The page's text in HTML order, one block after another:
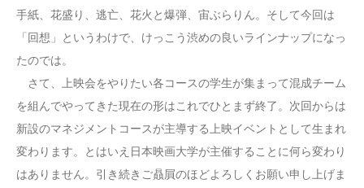
手紙、花盛り、逃亡、花火と爆弾、宙ぶらりん。そして今回は
「回想」というわけで、けっこう渋めの良いラインナップになっ
たのでは。
さて、上映会をやりたい各コースの学生が集まって混成チーム
を組んでやってきた現在の形はこれでひとまず終了。次回からは
新設のマネジメントコースが主導する上映イベントとして生まれ
変わります。とはいえ日本映画大学が主催することに何ら変わり
はありません。引き続きご贔屓のほどよろしくお願い申し上げま